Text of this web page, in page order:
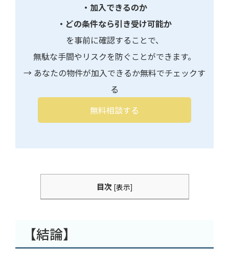
・加入できるのか
・どの条件なら引き受け可能か
を事前に確認することで、
無駄な手間やリスクを防ぐことができます。
→ あなたの物件が加入できるか無料でチェックす
る
無料相談する
目次 [表示]
【結論】